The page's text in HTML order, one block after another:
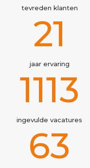
tevreden klanten
25+
jaar ervaring
1289
ingevulde vacatures
73